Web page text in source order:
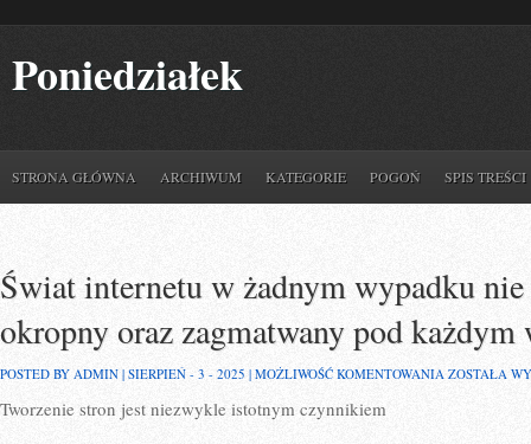
Poniedziałek
STRONA GŁÓWNA ARCHIWUM KATEGORIE POGOŃ SPIS TREŚCI
Świat internetu w żadnym wypadku
okropny oraz zagmatwany pod każdym
POSTED BY ADMIN | SIERPIEŃ - 3 - 2025 | MOŻLIWOŚĆ KOMENTOWANIA ŚWIAT
ZOSTAŁA
Tworzenie stron jest niezwykle istotnym czynnikiem